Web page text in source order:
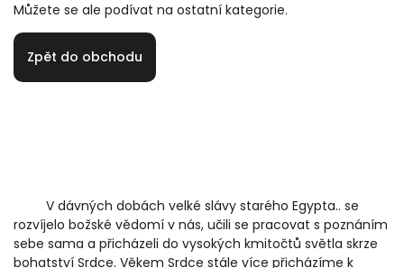
Můžete se ale podívat na ostatní kategorie.
Zpět do obchodu
V dávných dobách velké slávy starého Egypta.. se
rozvíjelo božské vědomí v nás, učili se pracovat s poznáním
sebe sama a přicházeli do vysokých kmitočtů světla skrze
bohatství Srdce. Věkem Srdce stále více přicházíme k